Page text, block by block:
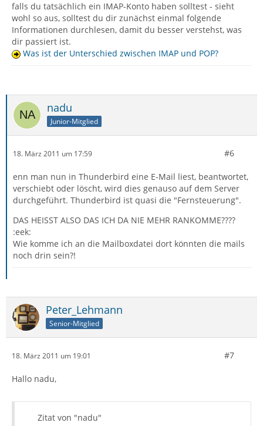
falls du tatsächlich ein IMAP-Konto haben solltest - sieht
wohl so aus, solltest du dir zunächst einmal folgende
Informationen durchlesen, damit du besser verstehst, was
dir passiert ist.
Was ist der Unterschied zwischen IMAP und POP?
nadu
Junior-Mitglied
18. März 2011 um 17:59 #6
enn man nun in Thunderbird eine E-Mail liest, beantwortet,
verschiebt oder löscht, wird dies genauso auf dem Server
durchgeführt. Thunderbird ist quasi die "Fernsteuerung".
DAS HEISST ALSO DAS ICH DA NIE MEHR RANKOMME????
:eek:
Wie komme ich an die Mailboxdatei dort könnten die mails
noch drin sein?!
Peter_Lehmann
Senior-Mitglied
18. März 2011 um 19:01 #7
Hallo nadu,
Zitat von "nadu"